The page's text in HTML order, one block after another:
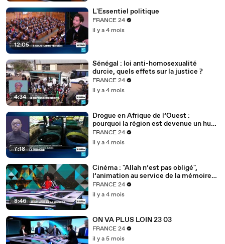
12:05
L'Essentiel politique
FRANCE 24
il y a 4 mois
4:34
Sénégal : loi anti-homosexualité
durcie, quels effets sur la justice ?
FRANCE 24
il y a 4 mois
7:18
Drogue en Afrique de l’Ouest :
pourquoi la région est devenue un hub
mondial
FRANCE 24
il y a 4 mois
8:46
Cinéma : "Allah n’est pas obligé",
l’animation au service de la mémoire
des enfants-soldats
FRANCE 24
il y a 4 mois
ON VA PLUS LOIN 23 03
FRANCE 24
il y a 5 mois